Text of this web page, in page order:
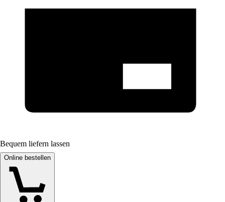
Bequem liefern lassen
Online bestellen